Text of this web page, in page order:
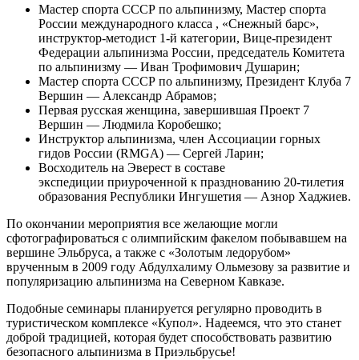
Мастер спорта СССР по альпинизму, Мастер спорта
России международного класса , «Снежный барс»,
инструктор-методист 1-й категории, Вице-президент
Федерации альпинизма России, председатель Комитета
по альпинизму — Иван Трофимович Душарин;
Мастер спорта СССР по альпинизму, Президент Клуба 7
Вершин — Александр Абрамов;
Первая русская женщина, завершившая Проект 7
Вершин — Людмила Коробешко;
Инструктор альпинизма, член Ассоциации горных
гидов России (RMGA) — Сергей Ларин;
Восходитель на Эверест в составе
экспедиции приуроченной к празднованию 20-тилетия
образования Республики Ингушетия — Азнор Хаджиев.
По окончании мероприятия все желающие могли
сфотографироваться с олимпийским факелом побывавшем на
вершине Эльбруса, а также с «Золотым ледорубом»
врученным в 2009 году Абдулхалиму Ольмезову за развитие и
популяризацию альпинизма на Северном Кавказе.
Подобные семинары планируется регулярно проводить в
туристическом комплексе «Купол». Надеемся, что это станет
доброй традицией, которая будет способствовать развитию
безопасного альпинизма в Приэльбрусье!